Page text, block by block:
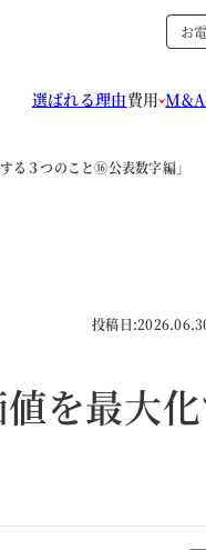
お
選ばれる理由費用 M&A
る３つのこと⑯公表数字編」
投稿日:
を最大化